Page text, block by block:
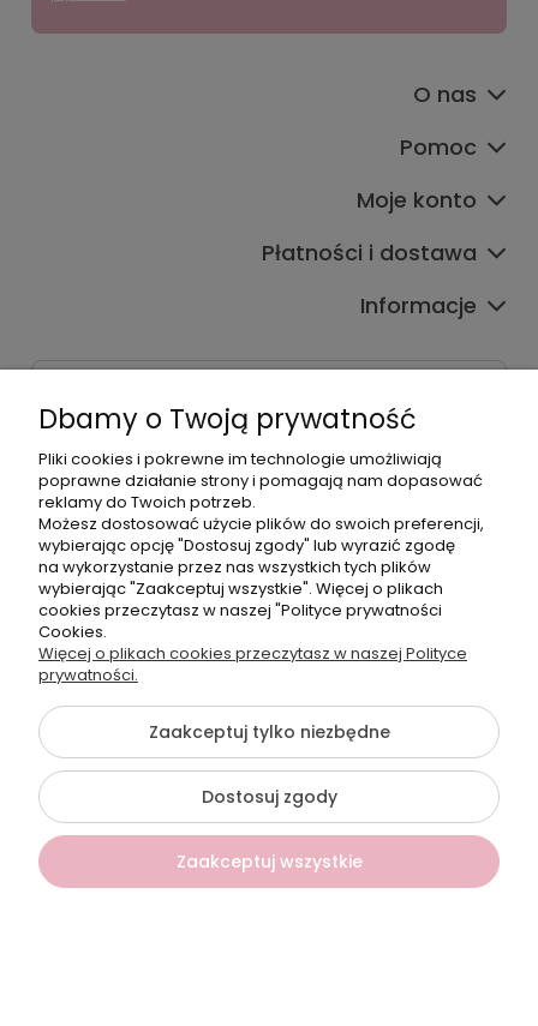
O nas
Pomoc
Moje konto
Płatności i dostawa
Informacje
Godziny czynnej infolinii
Pon.-Pt. 9:00-17:00
Telefon:
+48500660700
E-mail:
biuro@hurtowniahellonails.pl
©2026 Wszelkie Prawa Zastrzeżone | Hurtownia HelloNails
Szablon Flex byEcommercy
Sklep internetowy Shoper Premium
Dbamy o Twoją prywatność
Pliki cookies i pokrewne im technologie umożliwiają
poprawne działanie strony i pomagają nam dopasować
reklamy do Twoich potrzeb.
Możesz dostosować użycie plików do swoich preferencji,
wybierając opcję "Dostosuj zgody" lub wyrazić zgodę
na wykorzystanie przez nas wszystkich tych plików
wybierając "Zaakceptuj wszystkie". Więcej o plikach
cookies przeczytasz w naszej "Polityce prywatności
Cookies.
Więcej o plikach cookies przeczytasz w naszej Polityce
prywatności.
Zaakceptuj tylko niezbędne
Dostosuj zgody
Zaakceptuj wszystkie